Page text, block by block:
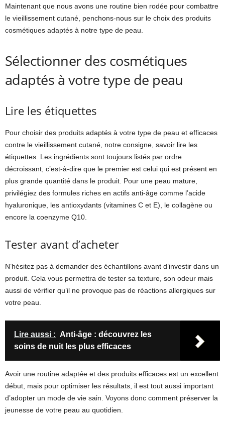
Maintenant que nous avons une routine bien rodée pour combattre
le vieillissement cutané, penchons-nous sur le choix des produits
cosmétiques adaptés à notre type de peau.
Sélectionner des cosmétiques
adaptés à votre type de peau
Lire les étiquettes
Pour choisir des produits adaptés à votre type de peau et efficaces
contre le vieillissement cutané, notre consigne, savoir lire les
étiquettes. Les ingrédients sont toujours listés par ordre
décroissant, c’est-à-dire que le premier est celui qui est présent en
plus grande quantité dans le produit. Pour une peau mature,
privilégiez des formules riches en actifs anti-âge comme l’acide
hyaluronique, les antioxydants (vitamines C et E), le collagène ou
encore la coenzyme Q10.
Tester avant d’acheter
N’hésitez pas à demander des échantillons avant d’investir dans un
produit. Cela vous permettra de tester sa texture, son odeur mais
aussi de vérifier qu’il ne provoque pas de réactions allergiques sur
votre peau.
Lire aussi : Anti-âge : découvrez les
soins de nuit les plus efficaces
Avoir une routine adaptée et des produits efficaces est un excellent
début, mais pour optimiser les résultats, il est tout aussi important
d’adopter un mode de vie sain. Voyons donc comment préserver la
jeunesse de votre peau au quotidien.